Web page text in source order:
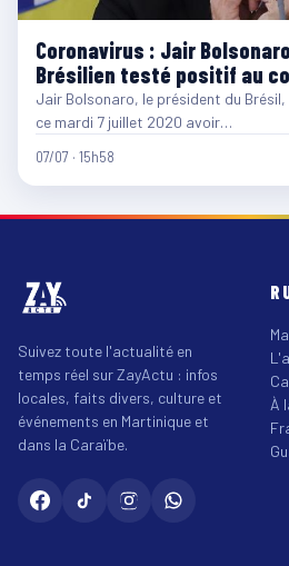
Coronavirus : Jair
Brésilien testé positif au
Jair Bolsonaro, le président du
ce mardi 7 juillet 2020 avoir…
07/07 · 15h58
Suivez toute l'actualité en
temps réel sur ZayActu : infos
locales, faits divers, culture et
événements en Martinique et
dans la Caraïbe.
À